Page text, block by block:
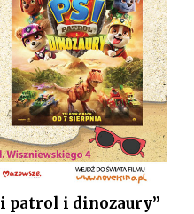
patrol i dinozaury”